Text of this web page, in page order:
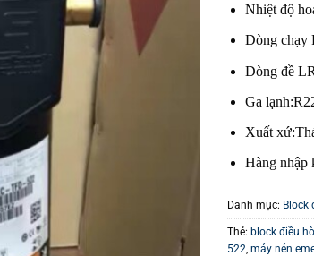
Nhiệt độ
Dòng chạy
Dòng đề
Ga
Xuất
Hàng nhập
Danh mục: Block
Thẻ: block điều
522 máy nén